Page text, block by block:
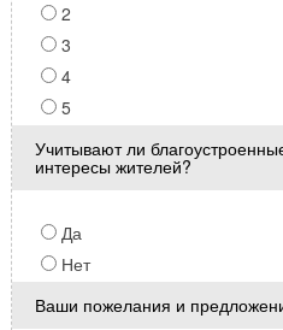
2
3
4
5
Учитывают ли
интересы жителей?
Да
Нет
Ваши пожелания и